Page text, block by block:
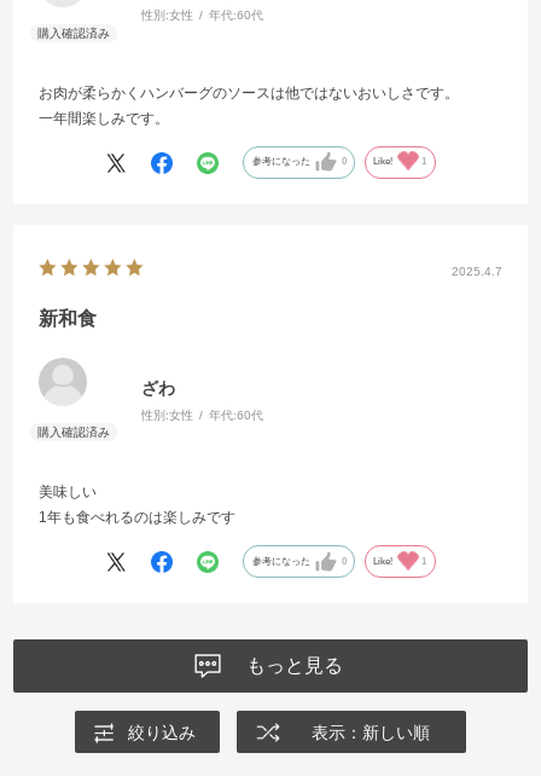
性別:女性 年代:60代
お肉が柔らかくハンバーグのソースは他ではないおいしさです。
一年間楽しみです。
参考になった 0 Like! 1
2025.4.7
新和食
ざわ
性別:女性 年代:60代
美味しい
1年も食べれるのは楽しみです
参考になった 0 Like! 1
もっと見る
絞り込み 表示：新しい順